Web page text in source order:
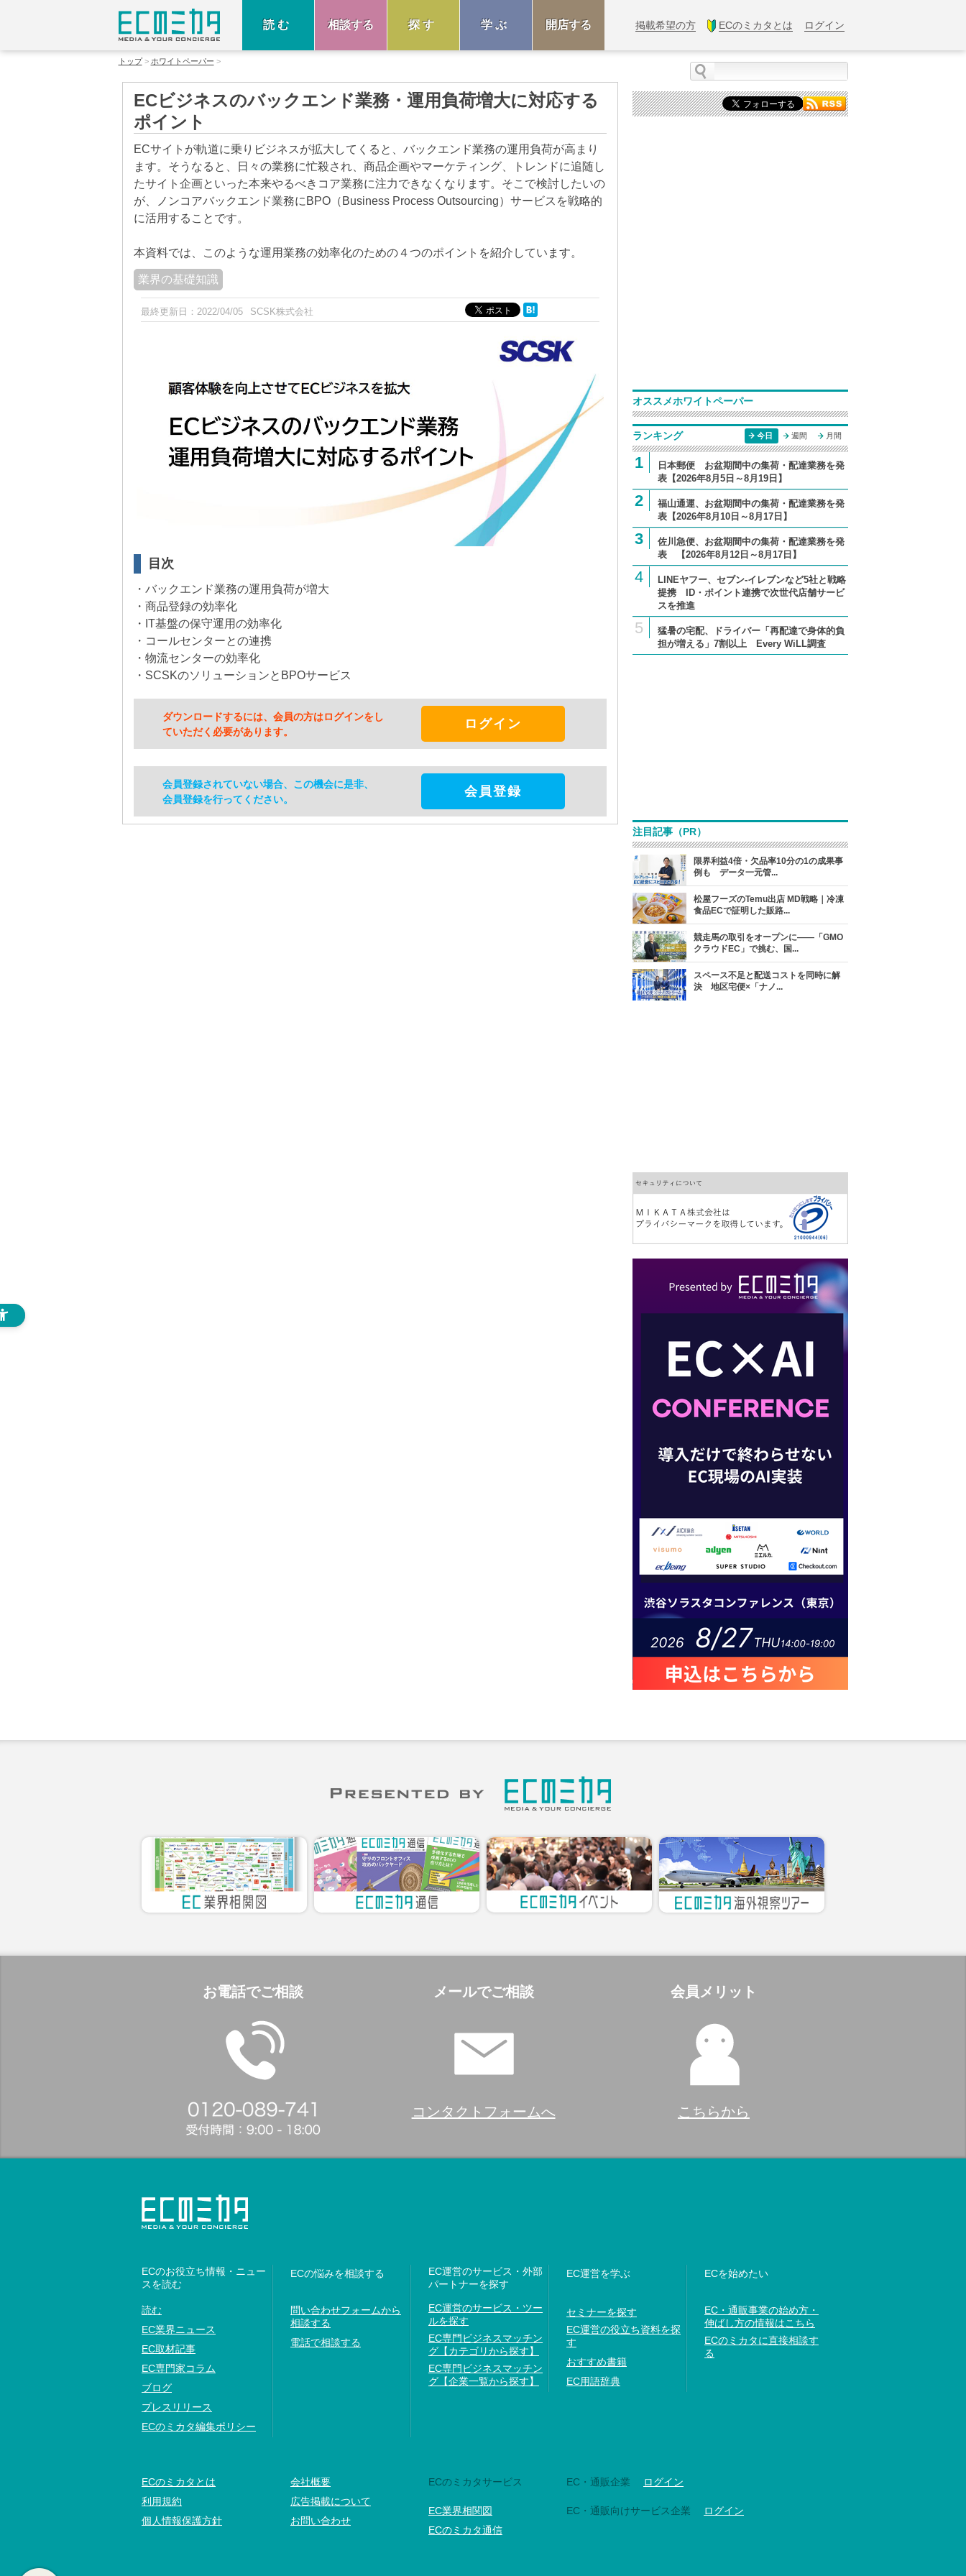
読む 相談する 探す 学ぶ 開店する 掲載希望の方 ECのミカタとは ログイン
トップ ホワイトペーパー
ECビジネスのバックエンド業務・運用負荷増大に対応する
ポイント
ECサイトが軌道に乗りビジネスが拡大してくると、バックエンド業務の運用負荷が高まり
ます。そうなると、日々の業務に忙殺され、商品企画やマーケティング、トレンドに追随し
たサイト企画といった本来やるべきコア業務に注力できなくなります。そこで検討したいの
が、ノンコアバックエンド業務にBPO（Business Process Outsourcing）サービスを戦略的
に活用することです。
本資料では、このような運用業務の効率化のための４つのポイントを紹介しています。
業界の基礎知識
最終更新日： 2022/04/05 SCSK株式会社
目次
・バックエンド業務の運用負荷が増大
・商品登録の効率化
・IT基盤の保守運用の効率化
・コールセンターとの連携
・物流センターの効率化
・SCSKのソリューションとBPOサービス
ダウンロードするには、会員の方はログインをし
ていただく必要があります。
ログイン
会員登録されていない場合、この機会に是非、
会員登録を行ってください。
会員登録
オススメホワイトペーパー
ランキング 今日 週間 月間
1
日本郵便 お盆期間中の集荷・配達業務を発
表【2026年8月5日～8月19日】
2
福山通運、お盆期間中の集荷・配達業務を発
表【2026年8月10日～8月17日】
3
佐川急便、お盆期間中の集荷・配達業務を発
表 【2026年8月12日～8月17日】
4
LINEヤフー、セブン-イレブンなど5社と戦略
提携 ID・ポイント連携で次世代店舗サービ
スを推進
5
猛暑の宅配、ドライバー「再配達で身体的負
担が増える」7割以上 Every WiLL調査
注目記事（PR）
限界利益4倍・欠品率10分の1の成果事
例も データ一元管...
松屋フーズのTemu出店 MD戦略｜冷凍
食品ECで証明した販路...
競走馬の取引をオープンに――「GMO
クラウドEC」で挑む、国...
スペース不足と配送コストを同時に解
決 地区宅便×「ナノ...
お電話でご相談 メールでご相談
コンタクトフォームへ
会員メリット
こちらから
ECのお役立ち情報・ニュー
スを読む
読む
EC業界ニュース
EC取材記事
EC専門家コラム
ブログ
プレスリリース
ECのミカタ編集ポリシー
ECの悩みを相談する
問い合わせフォームから
相談する
電話で相談する
EC運営のサービス・外部
パートナーを探す
EC運営のサービス・ツー
ルを探す
EC専門ビジネスマッチン
グ【カテゴリから探す】
EC専門ビジネスマッチン
グ【企業一覧から探す】
EC運営を学ぶ
セミナーを探す
EC運営の役立ち資料を探
す
おすすめ書籍
EC用語辞典
ECを始めたい
EC・通販事業の始め方・
伸ばし方の情報はこちら
ECのミカタに直接相談す
る
ECのミカタとは
利用規約
個人情報保護方針
会社概要
広告掲載について
お問い合わせ
ECのミカタサービス
EC業界相関図
ECのミカタ通信
EC・通販企業 ログイン
EC・通販向けサービス企業 ログイン